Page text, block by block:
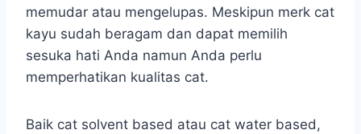
memudar atau mengelupas. Meskipun merk cat
kayu sudah beragam dan dapat memilih
sesuka hati Anda namun Anda perlu
memperhatikan kualitas cat.
Baik cat solvent based atau cat water based,